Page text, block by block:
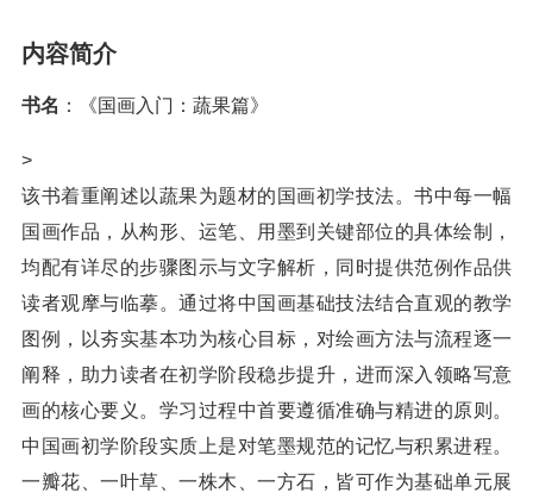
内容简介
书名 ：《国画入门：蔬果篇》
>
该书着重阐述以蔬果为题材的国画初学技法。书中每一幅
国画作品，从构形、运笔、用墨到关键部位的具体绘制，
均配有详尽的步骤图示与文字解析，同时提供范例作品供
读者观摩与临摹。通过将中国画基础技法结合直观的教学
图例，以夯实基本功为核心目标，对绘画方法与流程逐一
阐释，助力读者在初学阶段稳步提升，进而深入领略写意
画的核心要义。学习过程中首要遵循准确与精进的原则。
中国画初学阶段实质上是对笔墨规范的记忆与积累进程。
一瓣花、一叶草、一株木、一方石，皆可作为基础单元展